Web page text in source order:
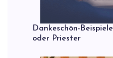
Dankeschön-
oder Priester